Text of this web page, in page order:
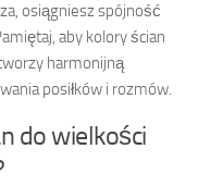
osiągniesz spójność
aby kolory ścian
harmonijną
posiłków i rozmów.
do wielkości